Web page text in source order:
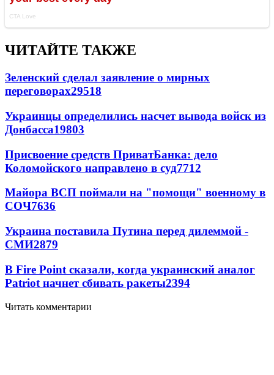
ЧИТАЙТЕ ТАКЖЕ
Зеленский сделал заявление о мирных
переговорах29518
Украинцы определились насчет вывода войск из
Донбасса19803
Присвоение средств ПриватБанка: дело
Коломойского направлено в суд7712
Майора ВСП поймали на "помощи" военному в
СОЧ7636
Украина поставила Путина перед дилеммой -
СМИ2879
В Fire Point сказали, когда украинский аналог
Patriot начнет сбивать ракеты2394
Читать комментарии